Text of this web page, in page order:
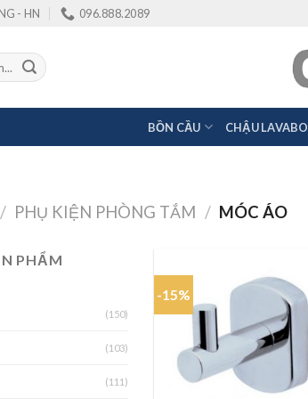
- HN 096.888.2089
BỒN CẦU CHẬU LAVABO
/ PHỤ KIỆN PHÒNG TẮM / MÓC ÁO
PHẨM
(150)
(103)
(111)
-15%